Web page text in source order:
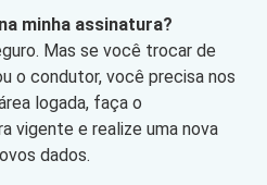
minha assinatura?
Mas se você trocar de
o condutor, você precisa nos
logada, faça o
vigente e realize uma nova
dados.